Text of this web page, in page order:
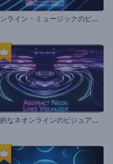
ネ
オンライン・ミュージックのビジュアライザー
抽
象的なネオンラインのビジュアライザー